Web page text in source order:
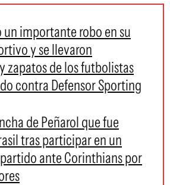
un importante robo en su
y se llevaron
zapatos de los futbolistas
contra Defensor Sporting
de Peñarol que fue
tras participar en un
ante Corinthians por